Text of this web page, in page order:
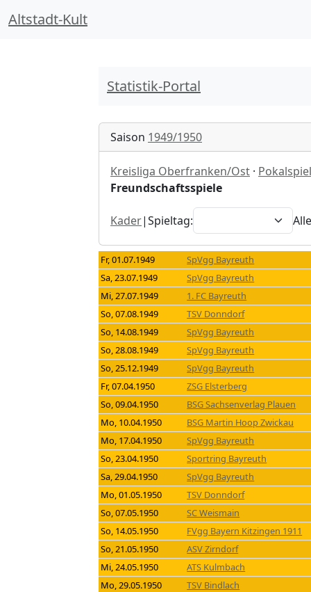
Altstadt-Kult
Statistik-Portal
Saison 1949/1950
Kreisliga Oberfranken/Ost ·
Freundschaftsspiele
Kader|Spieltag:
Fr, 01.07.1949
SpVgg Bayreuth
Sa, 23.07.1949
SpVgg Bayreuth
Mi, 27.07.1949
1. FC Bayreuth
So, 07.08.1949
TSV Donndorf
So, 14.08.1949
SpVgg Bayreuth
So, 28.08.1949
SpVgg Bayreuth
So, 25.12.1949
SpVgg Bayreuth
Fr, 07.04.1950
ZSG Elsterberg
So, 09.04.1950
BSG Sachsenverlag Plauen
Mo, 10.04.1950
BSG Martin Hoop Zwickau
Mo, 17.04.1950
SpVgg Bayreuth
So, 23.04.1950
Sportring Bayreuth
Sa, 29.04.1950
SpVgg Bayreuth
Mo, 01.05.1950
TSV Donndorf
So, 07.05.1950
SC Weismain
So, 14.05.1950
FVgg Bayern Kitzingen 1911
So, 21.05.1950
ASV Zirndorf
Mi, 24.05.1950
ATS Kulmbach
Mo, 29.05.1950
TSV Bindlach